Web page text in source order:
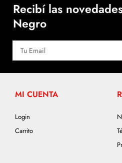
Recibí las
Negro
MI CUENTA
Login
Carrito